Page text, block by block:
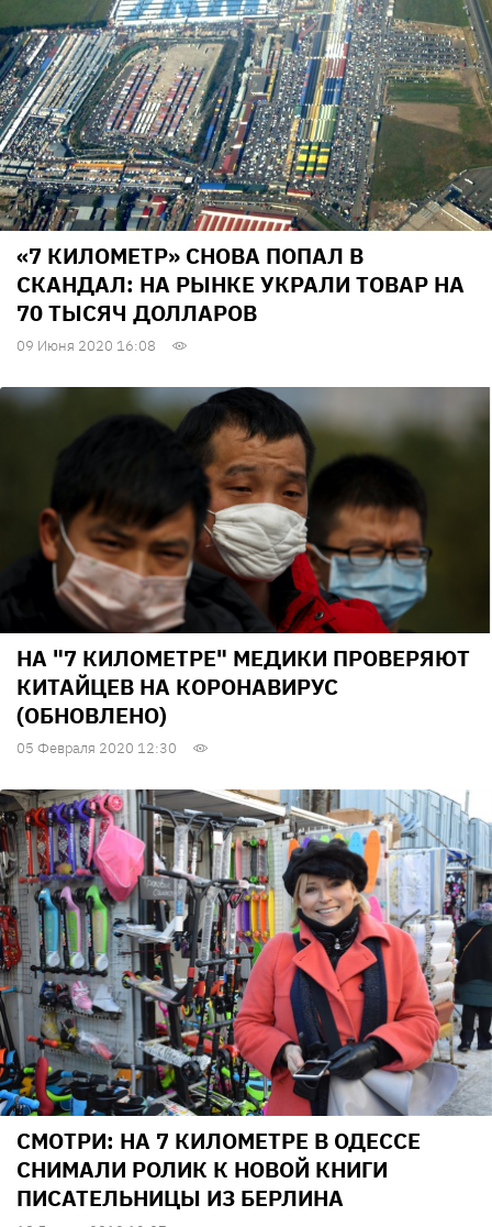
«7 КИЛОМЕТР» СНОВА ПОПАЛ В
СКАНДАЛ: НА РЫНКЕ УКРАЛИ ТОВАР НА
70 ТЫСЯЧ ДОЛЛАРОВ
09 Июня 2020 16:08
НА "7 КИЛОМЕТРЕ" МЕДИКИ ПРОВЕРЯЮТ
КИТАЙЦЕВ НА КОРОНАВИРУС
(ОБНОВЛЕНО)
05 Февраля 2020 12:30
СМОТРИ: НА 7 КИЛОМЕТРЕ В ОДЕССЕ
СНИМАЛИ РОЛИК К НОВОЙ КНИГИ
ПИСАТЕЛЬНИЦЫ ИЗ БЕРЛИНА